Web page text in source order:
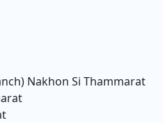
Nakhon Si Thammarat